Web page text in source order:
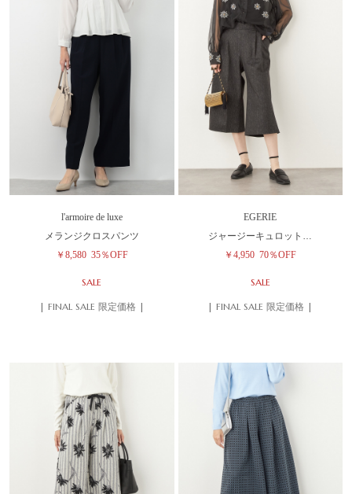
l'armoire de luxe
メランジクロスパンツ
￥8,580 35％OFF
SALE
| FINAL SALE 限定価格 |
EGERIE
ジャージーキュロット…
￥4,950 70％OFF
SALE
| FINAL SALE 限定価格 |